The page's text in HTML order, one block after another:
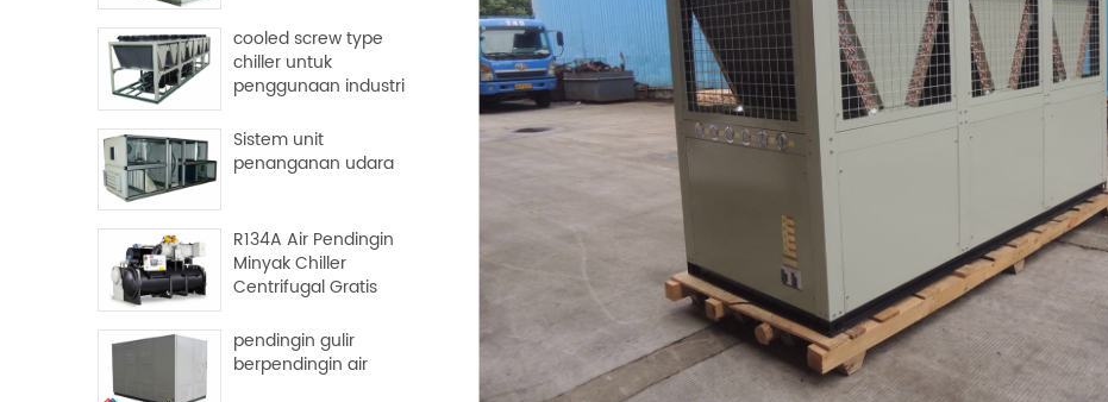
cooled screw type
chiller untuk
penggunaan industri
Sistem unit
penanganan udara
R134A Air Pendingin
Minyak Chiller
Centrifugal Gratis
pendingin gulir
berpendingin air